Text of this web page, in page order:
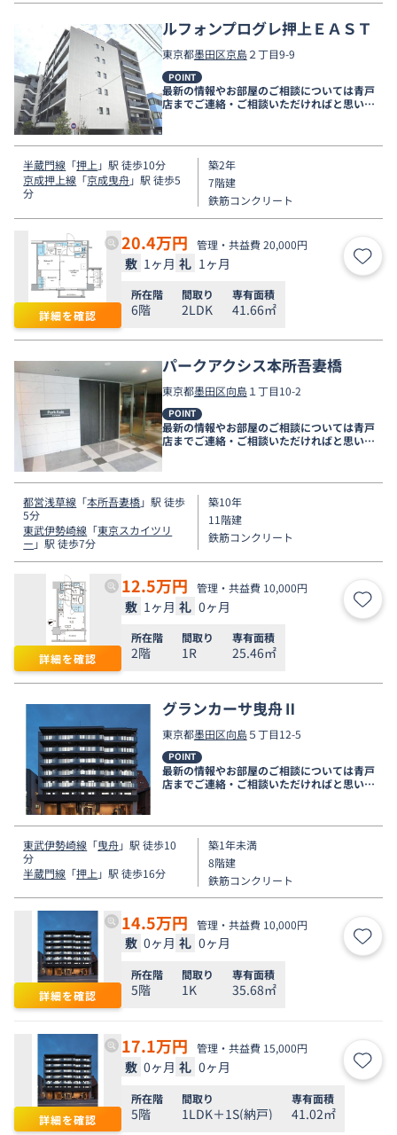
ルフォンプログレ押上ＥＡＳＴ
東京都墨田区京島２丁目9-9
POINT
最新の情報やお部屋のご相談については青戸
店までご連絡・ご相談いただければと思いま
す。
半蔵門線 「押上 」駅 徒歩10分
京成押上線 「京成曳舟」駅 徒歩5
分
築2年
7階建
鉄筋コンクリート
詳細を確認
20.4万円 管理・共益費 20,000円
敷 1ヶ月 礼 1ヶ月 お気
所在階
6階
間取り
2LDK
専有面積
41.66㎡
パークアクシス本所吾妻橋
東京都墨田区向島１丁目10-2
POINT
最新の情報やお部屋のご相談については青戸
店までご連絡・ご相談いただければと思いま
す。
都営浅草線 「本所吾妻橋」駅 徒歩
5分
東武伊勢崎線 「東京スカイツリ
ー 」駅 徒歩7分
築10年
11階建
鉄筋コンクリート
詳細を確認
12.5万円 管理・共益費 10,000円
敷 1ヶ月 礼 0ヶ月 お気
所在階
2階
間取り
1R
専有面積
25.46㎡
グランカーサ曳舟Ⅱ
東京都墨田区向島５丁目12-5
POINT
最新の情報やお部屋のご相談については青戸
店までご連絡・ご相談いただければと思いま
東武伊勢崎線 「曳舟」駅 徒歩10
分
半蔵門線 「押上 」駅 徒歩16分
築1年未満
8階建
鉄筋コンクリート
詳細を確認
14.5万円 管理・共益費 10,000円
敷 0ヶ月 礼 0ヶ月 お気
所在階
5階
間取り
1K
専有面積
35.68㎡
詳細を確認
17.1万円 管理・共益費 15,000円
敷 0ヶ月 礼 0ヶ月 お気
所在階
5階
間取り
1LDK＋1S(納戸)
専有面積
41.02㎡